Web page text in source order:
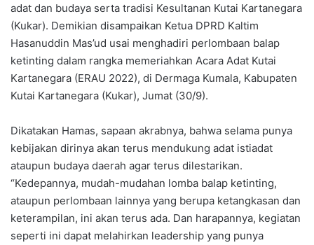
adat dan budaya serta tradisi Kesultanan Kutai Kartanegara
(Kukar). Demikian disampaikan Ketua DPRD Kaltim
Hasanuddin Mas’ud usai menghadiri perlombaan balap
ketinting dalam rangka memeriahkan Acara Adat Kutai
Kartanegara (ERAU 2022), di Dermaga Kumala, Kabupaten
Kutai Kartanegara (Kukar), Jumat (30/9).
Dikatakan Hamas, sapaan akrabnya, bahwa selama punya
kebijakan dirinya akan terus mendukung adat istiadat
ataupun budaya daerah agar terus dilestarikan.
“Kedepannya, mudah-mudahan lomba balap ketinting,
ataupun perlombaan lainnya yang berupa ketangkasan dan
keterampilan, ini akan terus ada. Dan harapannya, kegiatan
seperti ini dapat melahirkan leadership yang punya